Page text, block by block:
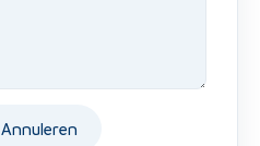
Annuleren